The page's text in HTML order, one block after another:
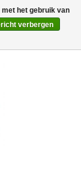
0 Artikelen - €0,00
het gebruik van
verbergen